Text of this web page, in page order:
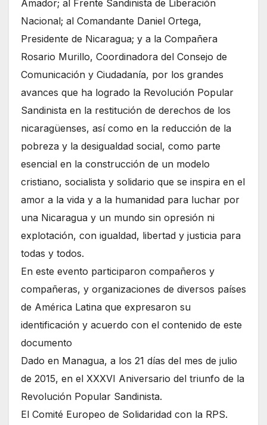
Amador; al Frente Sandinista de Liberación
Nacional; al Comandante Daniel Ortega,
Presidente de Nicaragua; y a la Compañera
Rosario Murillo, Coordinadora del Consejo de
Comunicación y Ciudadanía, por los grandes
avances que ha logrado la Revolución Popular
Sandinista en la restitución de derechos de los
nicaragüenses, así como en la reducción de la
pobreza y la desigualdad social, como parte
esencial en la construcción de un modelo
cristiano, socialista y solidario que se inspira en el
amor a la vida y a la humanidad para luchar por
una Nicaragua y un mundo sin opresión ni
explotación, con igualdad, libertad y justicia para
todas y todos.
En este evento participaron compañeros y
compañeras, y organizaciones de diversos países
de América Latina que expresaron su
identificación y acuerdo con el contenido de este
documento
Dado en Managua, a los 21 días del mes de julio
de 2015, en el XXXVI Aniversario del triunfo de la
Revolución Popular Sandinista.
El Comité Europeo de Solidaridad con la RPS.